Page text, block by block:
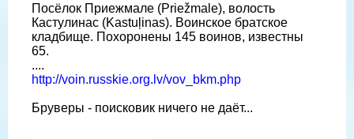
Посёлок Приежмале (Priežmale), волость
Кастулинас (Kastuļinas). Воинское братское
кладбище. Похоронены 145 воинов, известны
65.
....
http://voin.russkie.org.lv/vov_bkm.php
Бруверы - поисковик ничего не даёт...